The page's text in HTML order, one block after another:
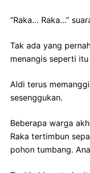
“Raka… Raka…”
Tak ada yang
menangis seperti
Aldi terus
sesenggukan.
Beberapa warga
Raka tertimbun
pohon tumbang.